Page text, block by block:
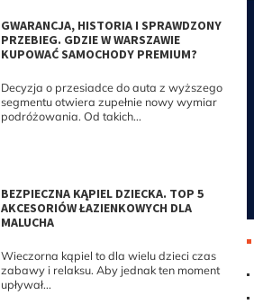
GWARANCJA, HISTORIA I SPRAWDZONY
PRZEBIEG. GDZIE W WARSZAWIE
KUPOWAĆ SAMOCHODY PREMIUM?
Decyzja o przesiadce do auta z wyższego
segmentu otwiera zupełnie nowy wymiar
podróżowania. Od takich...
BEZPIECZNA KĄPIEL DZIECKA. TOP 5
AKCESORIÓW ŁAZIENKOWYCH DLA
MALUCHA
Wieczorna kąpiel to dla wielu dzieci czas
zabawy i relaksu. Aby jednak ten moment
upływał...